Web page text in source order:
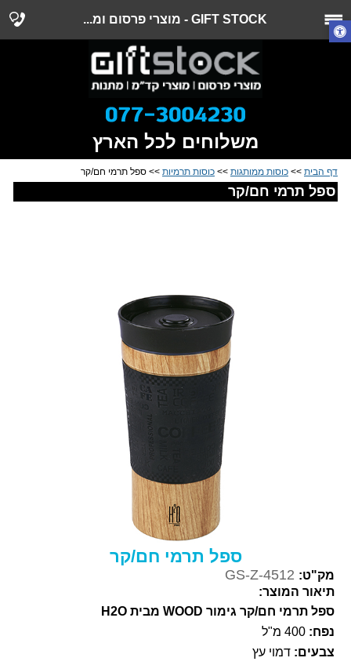
GIFT STOCK - מוצרי פרסום ומ...
משלוחים לכל הארץ
דף הבית >> כוסות ממותגות >> כוסות תרמיות >> ספל תרמי חם/קר
ספל תרמי חם/קר
ספל תרמי חם/קר
מק"ט: GS-Z-4512
תיאור המוצר:
ספל תרמי חם/קר גימור WOOD מבית H2O
נפח:
צבעים: דמוי עץ